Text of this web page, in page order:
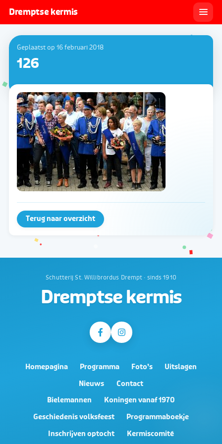
Dremptse kermis
Geplaatst op 16 februari 2018
126
Terug naar overzicht
Schutterij St. Willibrordus Drempt · sinds 1910
Dremptse kermis
Homepagina Programma Foto’s
Uitslagen
Nieuws
Contact
Bielemannen
Koningen vanaf 1970
Geschiedenis volksfeest
Programmaboekje
Inschrijven optocht
Kermiscomité